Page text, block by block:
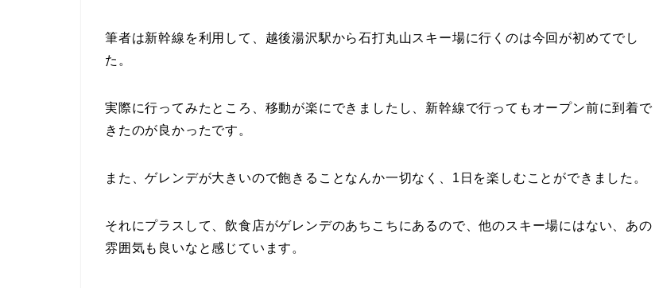
筆者は新幹線を利用して、越後湯沢駅から石打丸山スキー場に行くのは今回が初めてでし
た。
実際に行ってみたところ、移動が楽にできましたし、新幹線で行ってもオープン前に到着で
きたのが良かったです。
また、ゲレンデが大きいので飽きることなんか一切なく、1日を楽しむことができました。
それにプラスして、飲食店がゲレンデのあちこちにあるので、他のスキー場にはない、あの
雰囲気も良いなと感じています。